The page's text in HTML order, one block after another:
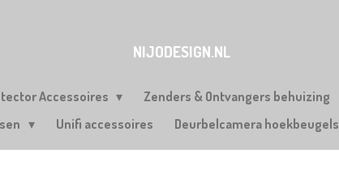
NIJODESIGN.NL
Accessoires Zenders & Ontvangers behuizing
Unifi accessoires Deurbelcamera hoekbeugels